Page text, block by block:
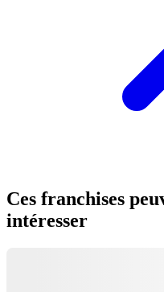
Ces franchises
intéresser